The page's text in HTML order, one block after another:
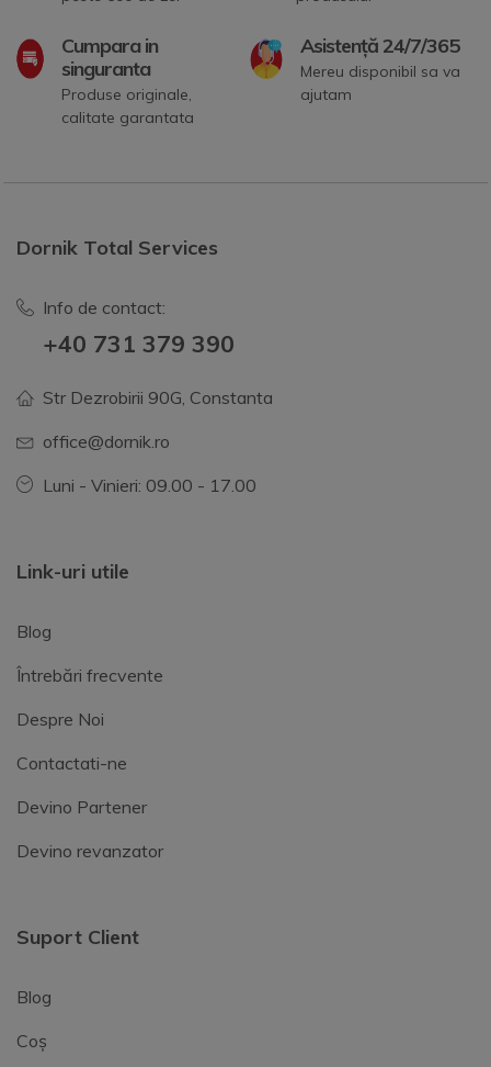
Cumpara in
singuranta
Produse originale,
calitate garantata
Asistență 24/7/365
Mereu disponibil sa va
ajutam
Dornik Total Services
Info de contact:
+40 731 379 390
Str Dezrobirii 90G, Constanta
office@dornik.ro
Luni - Vinieri: 09.00 - 17.00
Link-uri utile
Blog
Întrebări frecvente
Despre Noi
Contactati-ne
Devino Partener
Devino revanzator
Suport Client
Blog
Coș